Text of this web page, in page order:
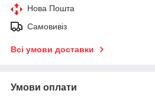
Нова Пошта
Самовивіз
Всі умови доставки
Умови оплати